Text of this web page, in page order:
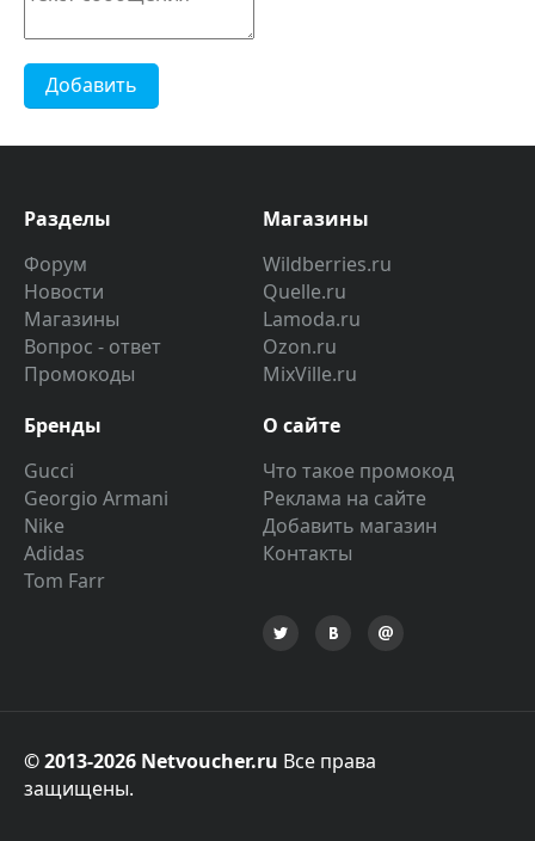
Добавить
Разделы
Форум
Новости
Магазины
Вопрос - ответ
Промокоды
Магазины
Wildberries.ru
Quelle.ru
Lamoda.ru
Ozon.ru
MixVille.ru
Бренды
Gucci
Georgio Armani
Nike
Adidas
Tom Farr
О сайте
Что такое промокод
Реклама на сайте
Добавить магазин
Контакты
© 2013-2026 Netvoucher.ru Все права
защищены.